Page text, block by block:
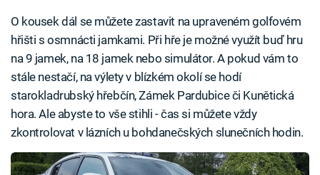
O kousek dál se můžete zastavit na upraveném golfovém
hřišti s osmnácti jamkami. Při hře je možné využít buď hru
na 9 jamek, na 18 jamek nebo simulátor. A pokud vám to
stále nestačí, na výlety v blízkém okolí se hodí
starokladrubský hřebčín, Zámek Pardubice či Kunětická
hora. Ale abyste to vše stihli - čas si můžete vždy
zkontrolovat v lázních u bohdanečských slunečních hodin.